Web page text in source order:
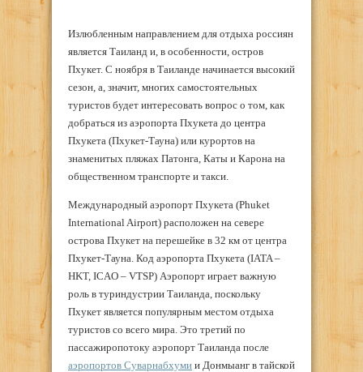
Излюбленным направлением для отдыха россиян
является Таиланд и, в особенности, остров
Пхукет. С ноября в Таиланде начинается высокий
сезон, а, значит, многих самостоятельных
туристов будет интересовать вопрос о том, как
добраться из аэропорта Пхукета до центра
Пхукета (Пхукет-Тауна) или курортов на
знаменитых пляжах Патонга, Каты и Карона на
общественном транспорте и такси.
Международный аэропорт Пхукета (Phuket
International Airport) расположен на севере
острова Пхукет на перешейке в 32 км от центра
Пхукет-Тауна. Код аэропорта Пхукета (IATA –
HKT, ICAO – VTSP) Аэропорт играет важную
роль в туриндустрии Таиланда, поскольку
Пхукет является популярным местом отдыха
туристов со всего мира. Это третий по
пассажиропотоку аэропорт Таиланда после
аэропортов Суварнабхуми и Донмыанг в тайской